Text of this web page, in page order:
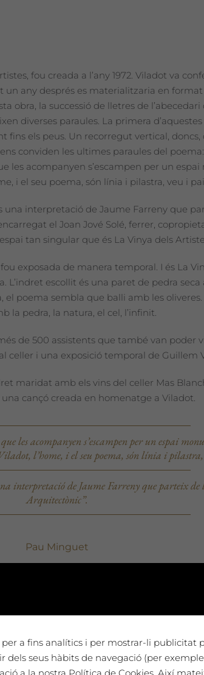
fou creada a l’any 1972. Viladot va
un any després es materialitzaria en
obra, la successió de lletres de
diverses paraules. La primera
fins els peus. Un recorregut vertical,
conviden les ultimes paraules del
les acompanyen s’escampen per un
i el seu poema, són línia i pilastra, veu i
una interpretació de Jaume Farreny que
el Joan Jové Solé, ferrer,
tan singular que és La Vinya dels
exposada de manera temporal. I és La
L’indret escollit és una paret de pedra
poema sembla que balli amb les oliveres.
la pedra, la natura, el cel, l’infinit.
de 500 assistents que també van poder
i una exposició temporal de Guillem
maridat amb els vins del celler Mas
cançó creada en homenatge a Viladot.
les acompanyen s’escampen per un espai
l’home, i el seu poema, són línia i pilastra,
interpretació de Jaume Farreny que parteix
Arquitectònic”.
Pau Minguet
a fins analítics i per mostrar-li publicitat
seus hàbits de navegació (per
a la nostra Política de Cookies. Així